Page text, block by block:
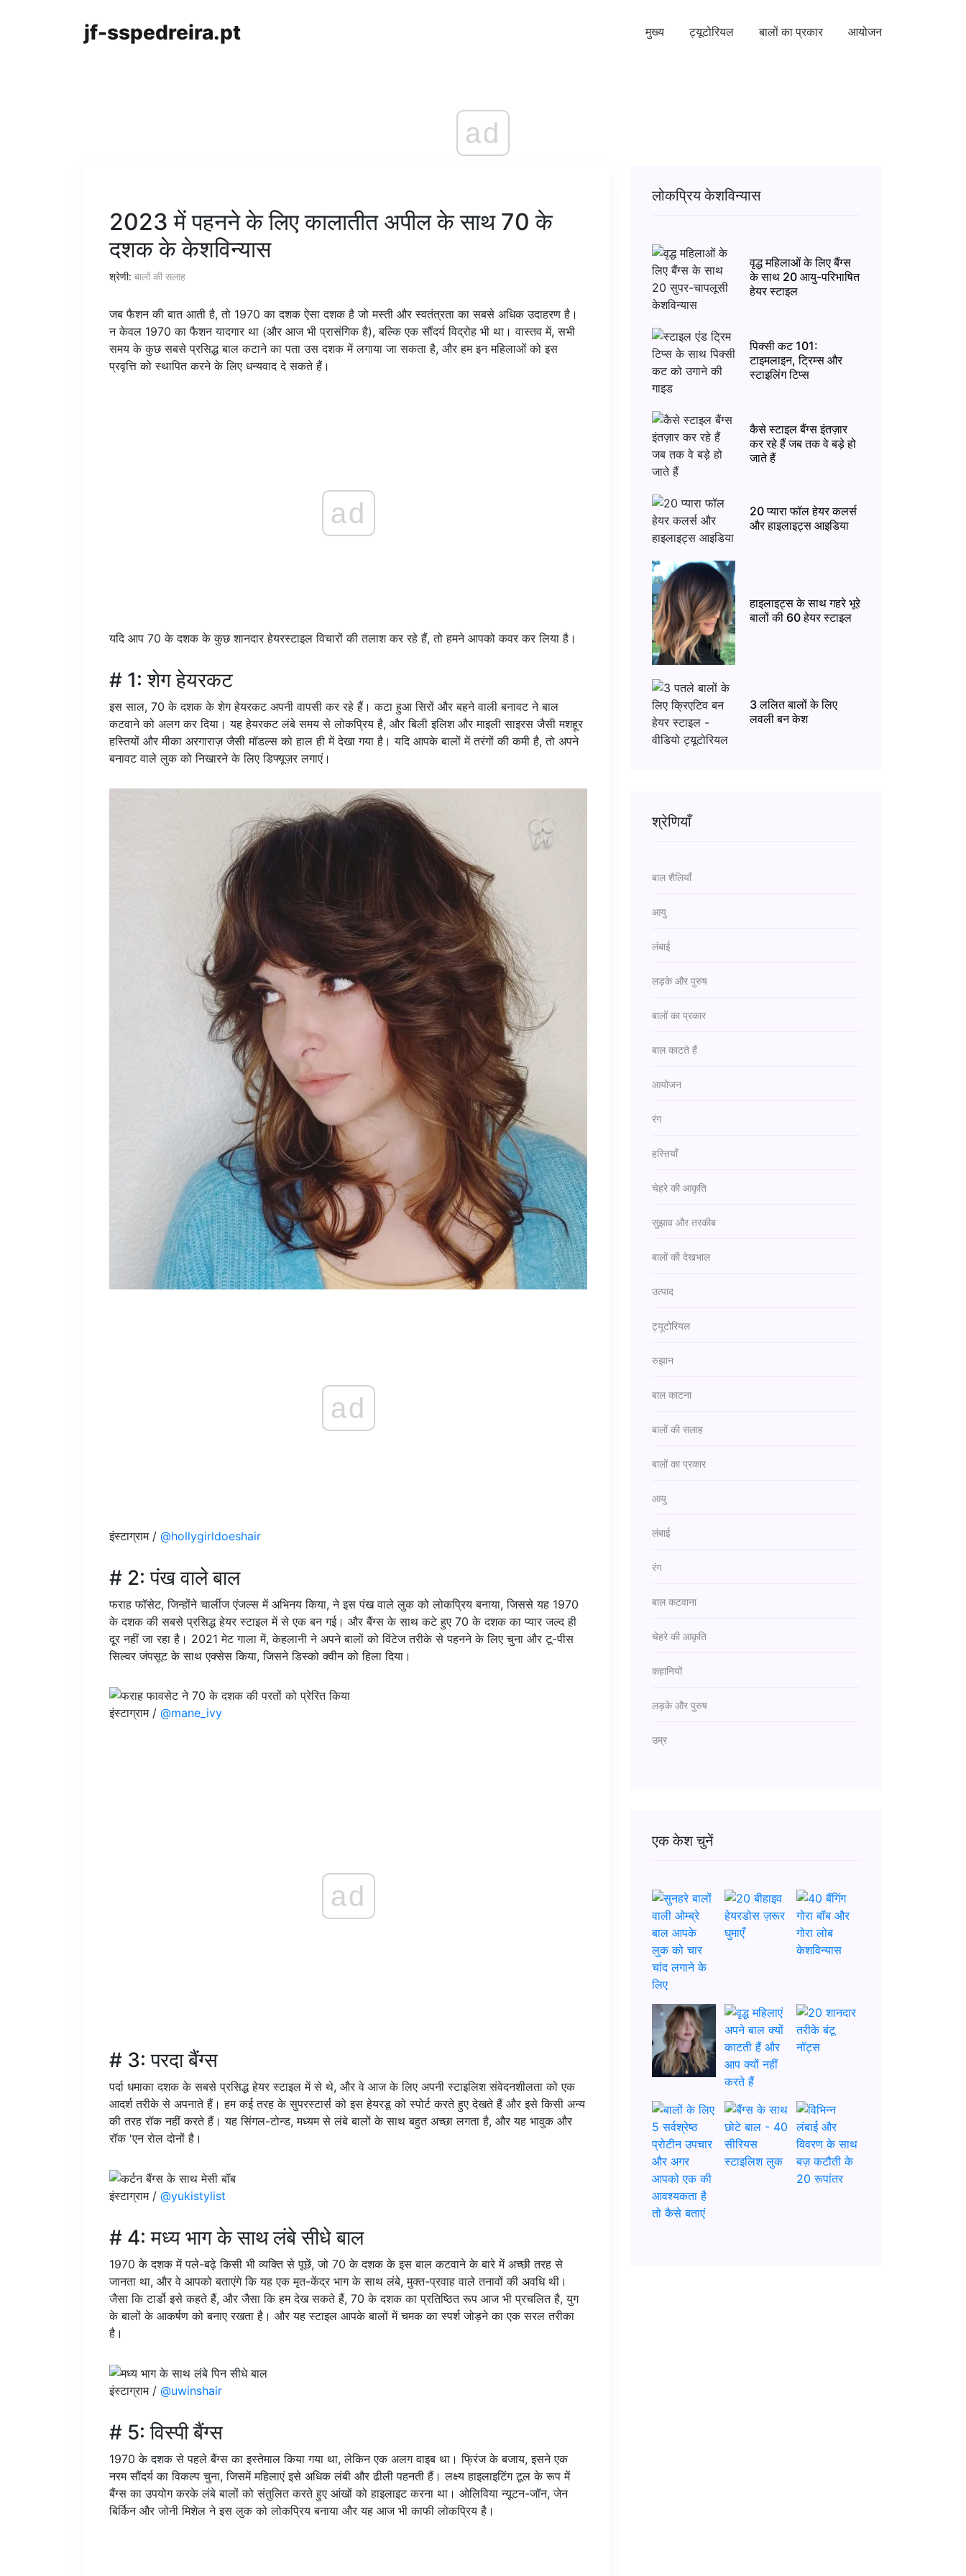
jf-sspedreira.pt मुख्य ट्यूटोरियल बालों का प्रकार आयोजन
ad
2023 में पहनने के लिए कालातीत अपील के साथ 70 के
दशक के केशविन्यास
श्रेणी: बालों की सलाह
जब फैशन की बात आती है, तो 1970 का दशक ऐसा दशक है जो मस्ती और स्वतंत्रता का सबसे अधिक उदाहरण है।
न केवल 1970 का फैशन यादगार था (और आज भी प्रासंगिक है), बल्कि एक सौंदर्य विद्रोह भी था। वास्तव में, सभी
समय के कुछ सबसे प्रसिद्ध बाल कटाने का पता उस दशक में लगाया जा सकता है, और हम इन महिलाओं को इस
प्रवृत्ति को स्थापित करने के लिए धन्यवाद दे सकते हैं।
ad
यदि आप 70 के दशक के कुछ शानदार हेयरस्टाइल विचारों की तलाश कर रहे हैं, तो हमने आपको कवर कर लिया है।
# 1: शेग हेयरकट
इस साल, 70 के दशक के शेग हेयरकट अपनी वापसी कर रहे हैं। कटा हुआ सिरों और बहने वाली बनावट ने बाल
कटवाने को अलग कर दिया। यह हेयरकट लंबे समय से लोकप्रिय है, और बिली इलिश और माइली साइरस जैसी मशहूर
हस्तियों और मीका अरगाराज़ जैसी मॉडल्स को हाल ही में देखा गया है। यदि आपके बालों में तरंगों की कमी है, तो अपने
बनावट वाले लुक को निखारने के लिए डिफ्यूज़र लगाएं।
ad
इंस्टाग्राम / @hollygirldoeshair
# 2: पंख वाले बाल
फराह फॉसेट, जिन्होंने चार्लीज एंजल्स में अभिनय किया, ने इस पंख वाले लुक को लोकप्रिय बनाया, जिससे यह 1970
के दशक की सबसे प्रसिद्ध हेयर स्टाइल में से एक बन गई। और बैंग्स के साथ कटे हुए 70 के दशक का प्यार जल्द ही
दूर नहीं जा रहा है। 2021 मेट गाला में, केहलानी ने अपने बालों को विंटेज तरीके से पहनने के लिए चुना और टू-पीस
सिल्वर जंपसूट के साथ एक्सेस किया, जिसने डिस्को क्वीन को हिला दिया।
इंस्टाग्राम / @mane_ivy
ad
# 3: परदा बैंग्स
पर्दा धमाका दशक के सबसे प्रसिद्ध हेयर स्टाइल में से थे, और वे आज के लिए अपनी स्टाइलिश संवेदनशीलता को एक
आदर्श तरीके से अपनाते हैं। हम कई तरह के सुपरस्टार्स को इस हेयरडू को स्पोर्ट करते हुए देखते हैं और इसे किसी अन्य
की तरह रॉक नहीं करते हैं। यह सिंगल-टोन्ड, मध्यम से लंबे बालों के साथ बहुत अच्छा लगता है, और यह भावुक और
रॉक 'एन रोल दोनों है।
इंस्टाग्राम / @yukistylist
# 4: मध्य भाग के साथ लंबे सीधे बाल
1970 के दशक में पले-बढ़े किसी भी व्यक्ति से पूछें, जो 70 के दशक के इस बाल कटवाने के बारे में अच्छी तरह से
जानता था, और वे आपको बताएंगे कि यह एक मृत-केंद्र भाग के साथ लंबे, मुक्त-प्रवाह वाले तनावों की अवधि थी।
जैसा कि टार्डो इसे कहते हैं, और जैसा कि हम देख सकते हैं, 70 के दशक का प्रतिष्ठित रूप आज भी प्रचलित है, युग
के बालों के आकर्षण को बनाए रखता है। और यह स्टाइल आपके बालों में चमक का स्पर्श जोड़ने का एक सरल तरीका
है।
इंस्टाग्राम / @uwinshair
# 5: विस्पी बैंग्स
1970 के दशक से पहले बैंग्स का इस्तेमाल किया गया था, लेकिन एक अलग वाइब था। फ्रिंज के बजाय, इसने एक
नरम सौंदर्य का विकल्प चुना, जिसमें महिलाएं इसे अधिक लंबी और ढीली पहनती हैं। लक्ष्य हाइलाइटिंग टूल के रूप में
बैंग्स का उपयोग करके लंबे बालों को संतुलित करते हुए आंखों को हाइलाइट करना था। ओलिविया न्यूटन-जॉन, जेन
बिर्किन और जोनी मिशेल ने इस लुक को लोकप्रिय बनाया और यह आज भी काफी लोकप्रिय है।
लोकप्रिय केशविन्यास
वृद्ध महिलाओं के लिए बैंग्स
के साथ 20 आयु-परिभाषित
हेयर स्टाइल
पिक्सी कट 101:
टाइमलाइन, ट्रिम्स और
स्टाइलिंग टिप्स
कैसे स्टाइल बैंग्स इंतज़ार
कर रहे हैं जब तक वे बड़े हो
जाते हैं
20 प्यारा फॉल हेयर कलर्स
और हाइलाइट्स आइडिया
हाइलाइट्स के साथ गहरे भूरे
बालों की 60 हेयर स्टाइल
3 ललित बालों के लिए
लवली बन केश
श्रेणियाँ
बाल शैलियाँ
आयु
लंबाई
लड़के और पुरुष
बालों का प्रकार
बाल काटते हैं
आयोजन
रंग
हस्तियाँ
चेहरे की आकृति
सुझाव और तरकीब
बालों की देखभाल
उत्पाद
ट्यूटोरियल
रुझान
बाल काटना
बालों की सलाह
बालों का प्रकार
आयु
लंबाई
रंग
बाल कटवाना
चेहरे की आकृति
कहानियों
लड़के और पुरुष
उम्र
एक केश चुनें